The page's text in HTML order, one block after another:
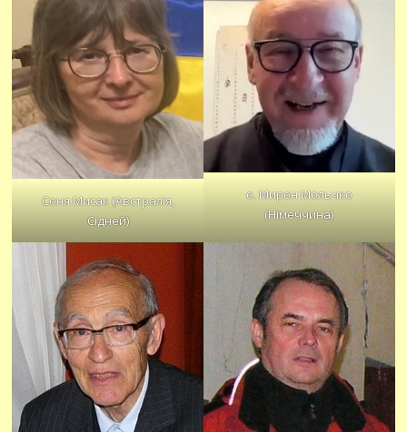
Соня Мисак (Австралія,
Сідней)
о. Мирон Мольчко
(Німеччина)